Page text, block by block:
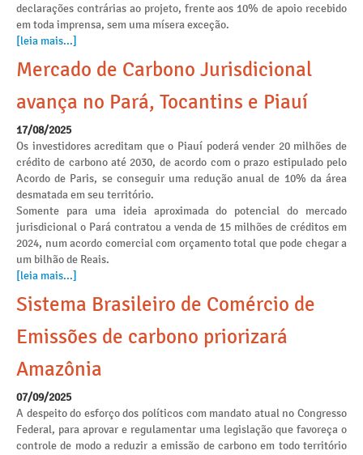
declarações contrárias ao projeto, frente aos 10% de apoio recebido
em toda imprensa, sem uma mísera exceção.
[leia mais...]
Mercado de Carbono Jurisdicional
avança no Pará, Tocantins e Piauí
17/08/2025
Os investidores acreditam que o Piauí poderá vender 20 milhões de
crédito de carbono até 2030, de acordo com o prazo estipulado pelo
Acordo de Paris, se conseguir uma redução anual de 10% da área
desmatada em seu território.
Somente para uma ideia aproximada do potencial do mercado
jurisdicional o Pará contratou a venda de 15 milhões de créditos em
2024, num acordo comercial com orçamento total que pode chegar a
um bilhão de Reais.
[leia mais...]
Sistema Brasileiro de Comércio de
Emissões de carbono priorizará
Amazônia
07/09/2025
A despeito do esforço dos políticos com mandato atual no Congresso
Federal, para aprovar e regulamentar uma legislação que favoreça o
controle de modo a reduzir a emissão de carbono em todo território